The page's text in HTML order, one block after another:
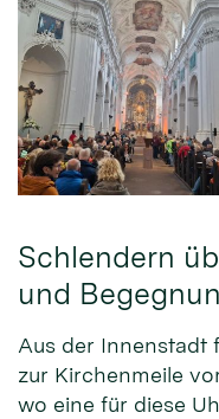
Schlendern
und
Aus der Innenstadt
zur Kirchenmeile
wo eine für diese